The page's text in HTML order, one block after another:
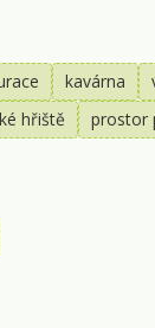
kavárna
hřiště
prostor